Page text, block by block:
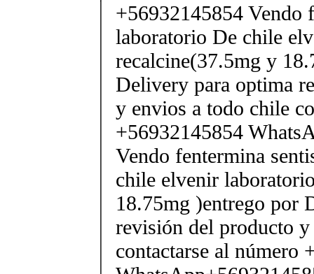
+56932145854 Vendo
laboratorio De chile
recalcine(37.5mg y
Delivery para optima
y envios a todo chile
+56932145854
Vendo fentermina
chile elvenir
18.75mg )entrego por
revisión del producto
contactarse al número